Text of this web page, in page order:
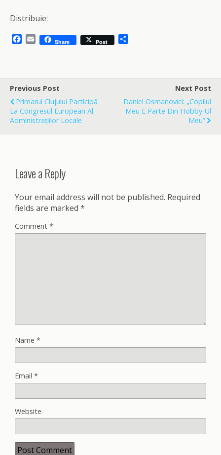
Distribuie:
b
o
o
k
E
l
Share Post
e
Previous Post
Primarul Clujului Participă
La Congresul European Al
Administrațiilor Locale
Next Post
Daniel Osmanovici: „Copilul
Meu E Parte Din Hobby-Ul
Meu”
Leave a Reply
Your email address will not be published. Required
fields are marked *
Comment *
Name *
Email *
Website